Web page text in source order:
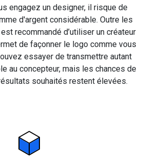
engagez un designer, il risque de
d'argent considérable. Outre les
recommandé d’utiliser un créateur
de façonner le logo comme vous
essayer de transmettre autant
au concepteur, mais les chances de
souhaités restent élevées.